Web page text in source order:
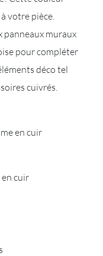
votre pièce.
panneaux muraux
pour compléter
déco tel
cuivrés.
en cuir
cuir